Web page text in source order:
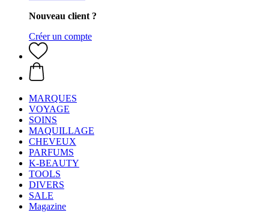
Nouveau client ?
Créer un compte
MARQUES
VOYAGE
SOINS
MAQUILLAGE
CHEVEUX
PARFUMS
K-BEAUTY
TOOLS
DIVERS
SALE
Magazine